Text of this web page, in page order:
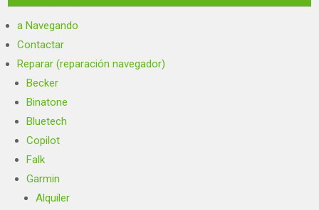
a Navegando
Contactar
Reparar (reparación navegador)
Becker
Binatone
Bluetech
Copilot
Falk
Garmin
Alquiler